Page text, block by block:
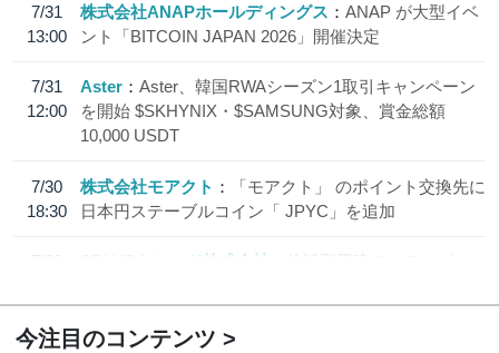
7/31
13:00
株式会社ANAPホールディングス
ANAP が大型イベ
ント「BITCOIN JAPAN 2026」開催決定
7/31
12:00
Aster
Aster、韓国RWAシーズン1取引キャンペーン
を開始 $SKHYNIX・$SAMSUNG対象、賞金総額
10,000 USDT
7/30
18:30
株式会社モアクト
「モアクト」 のポイント交換先に
日本円ステーブルコイン「 JPYC」を追加
7/29
SBI VCトレード株式会社
信託型円建てステーブル
今注目のコンテンツ